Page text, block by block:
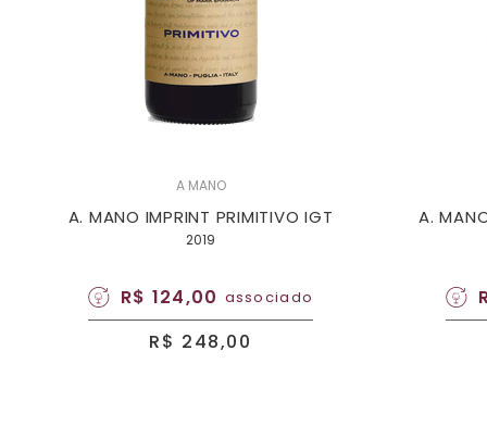
A MANO
A. MANO IMPRINT PRIMITIVO IGT
2019
R$ 124,00 associado
R$ 248,00
A.